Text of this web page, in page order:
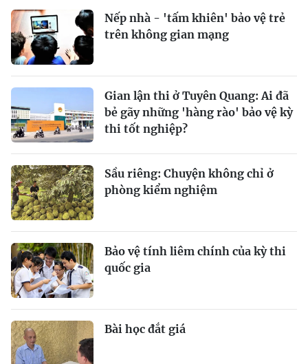
Nếp nhà - 'tấm khiên' bảo vệ trẻ
trên không gian mạng
Gian lận thi ở Tuyên Quang: Ai đã
bẻ gãy những 'hàng rào' bảo vệ kỳ
thi tốt nghiệp?
Sầu riêng: Chuyện không chỉ ở
phòng kiểm nghiệm
Bảo vệ tính liêm chính của kỳ thi
quốc gia
Bài học đắt giá